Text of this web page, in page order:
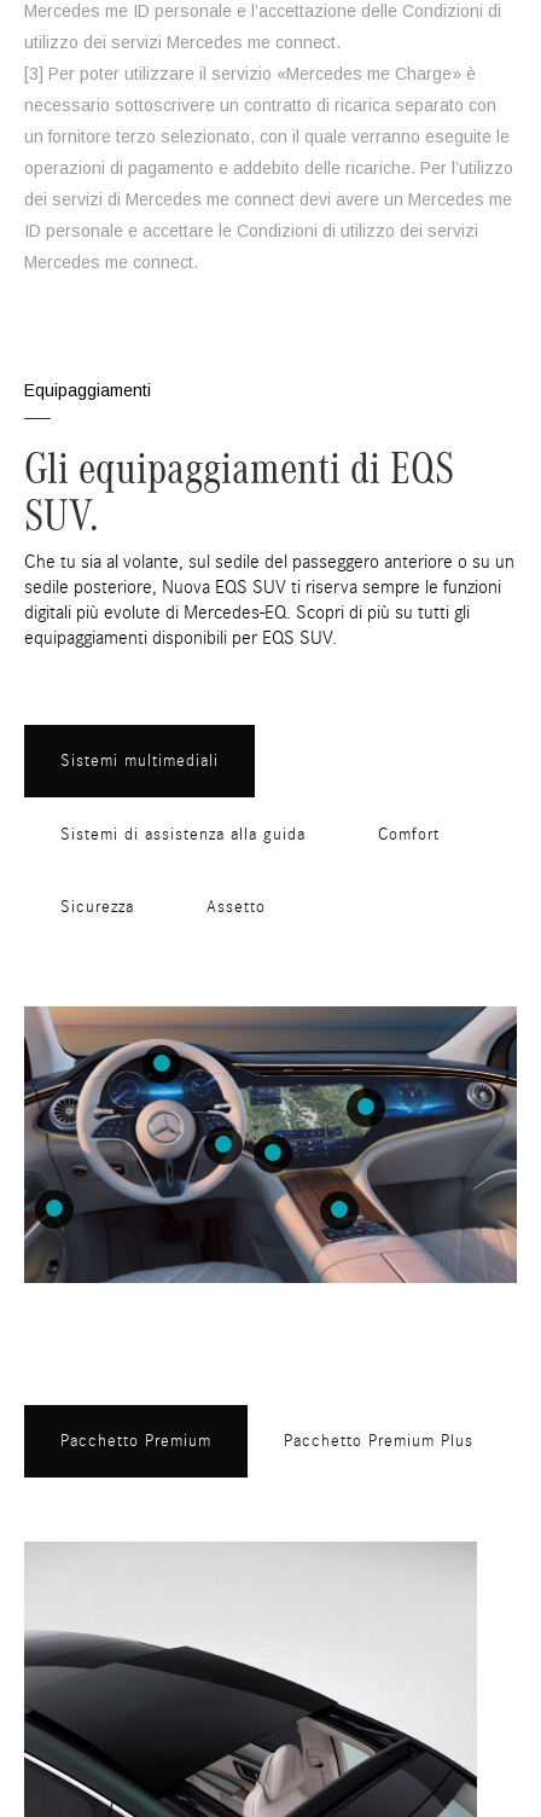
Mercedes me ID personale e l’accettazione delle Condizioni di
utilizzo dei servizi Mercedes me connect.
[3] Per poter utilizzare il servizio «Mercedes me Charge» è
necessario sottoscrivere un contratto di ricarica separato con
un fornitore terzo selezionato, con il quale verranno eseguite le
operazioni di pagamento e addebito delle ricariche. Per l’utilizzo
dei servizi di Mercedes me connect devi avere un Mercedes me
ID personale e accettare le Condizioni di utilizzo dei servizi
Mercedes me connect.
Equipaggiamenti
Gli equipaggiamenti di EQS
SUV.
Che tu sia al volante, sul sedile del passeggero anteriore o su un
sedile posteriore, Nuova EQS SUV ti riserva sempre le funzioni
digitali più evolute di Mercedes-EQ. Scopri di più su tutti gli
equipaggiamenti disponibili per EQS SUV.
Sistemi multimediali
Sistemi di assistenza alla guida Comfort
Sicurezza Assetto
Pacchetto Premium Pacchetto Premium Plus